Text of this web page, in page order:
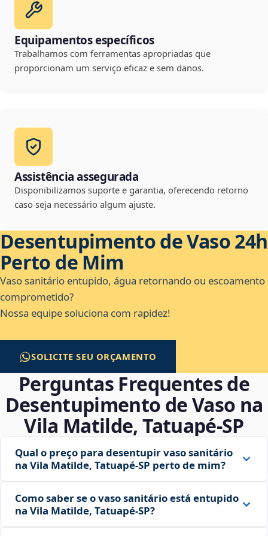
Equipamentos específicos
Trabalhamos com ferramentas apropriadas que
proporcionam um serviço eficaz e sem danos.
Assistência assegurada
Disponibilizamos suporte e garantia, oferecendo retorno
caso seja necessário algum ajuste.
Desentupimento de Vaso 24h
Perto de Mim
Vaso sanitário entupido, água retornando ou escoamento
comprometido?
Nossa equipe soluciona com rapidez!
SOLICITE SEU ORÇAMENTO
Perguntas Frequentes de
Desentupimento de Vaso na
Vila Matilde, Tatuapé‑SP
Qual o preço para desentupir vaso sanitário
na Vila Matilde, Tatuapé‑SP perto de mim?
Como saber se o vaso sanitário está entupido
na Vila Matilde, Tatuapé‑SP?